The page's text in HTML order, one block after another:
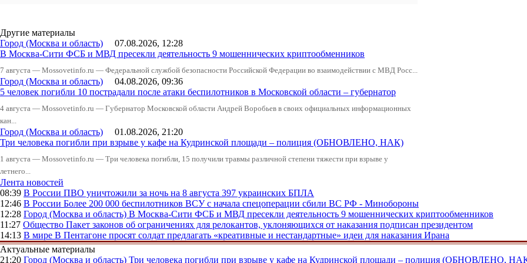
Другие материалы
Город (Москва и область) 07.08.2026, 12:28
В Москва-Сити ФСБ и МВД пресекли деятельность 9 мошеннических криптообменников
7 августа — Mossovetinfo.ru — Федеральной службой безопасности Российской Федерации во взаимодействии с МВД Росс...
Город (Москва и область) 04.08.2026, 09:36
5 человек погибли 10 пострадали после атаки беспилотников в Московской области – губернатор
4 августа — Mossovetinfo.ru — Губернатор Московской области Андрей Воробьев в своих официальных информационных
кан...
Город (Москва и область) 01.08.2026, 21:20
Три человека погибли при взрыве у кафе на Кудринской площади – полиция (ОБНОВЛЕНО, НАК)
1 августа — Mossovetinfo.ru — Три человека погибли, 15 получили травмы различной степени тяжести при взрыве у
летнего...
Лента новостей
08:39 В России ПВО уничтожили за ночь на 8 августа 397 украинских БПЛА
12:46 В России Более 200 000 беспилотников ВСУ с начала спецоперации сбили ВС РФ - Минобороны
12:28 Город (Москва и область) В Москва-Сити ФСБ и МВД пресекли деятельность 9 мошеннических криптообменников
11:27 Общество Пакет законов об ограничениях для релокантов, уклоняющихся от наказания подписан президентом
14:13 В мире В Пентагоне просят солдат предлагать «креативные и нестандартные» идеи для наказания Ирана
Актуальные материалы
21:20 Город (Москва и область) Три человека погибли при взрыве у кафе на Кудринской площади – полиция (ОБНОВЛЕНО,